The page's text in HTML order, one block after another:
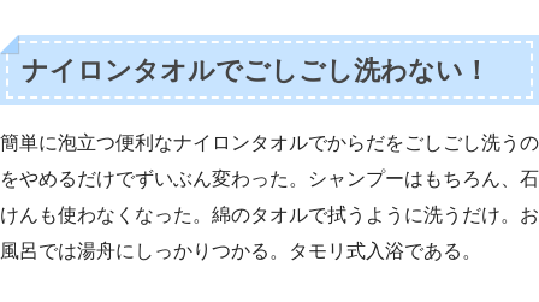
ナイロンタオルでごしごし洗わない！
簡単に泡立つ便利なナイロンタオルでからだをごしごし洗うの
をやめるだけでずいぶん変わった。シャンプーはもちろん、石
けんも使わなくなった。綿のタオルで拭うように洗うだけ。お
風呂では湯舟にしっかりつかる。タモリ式入浴である。